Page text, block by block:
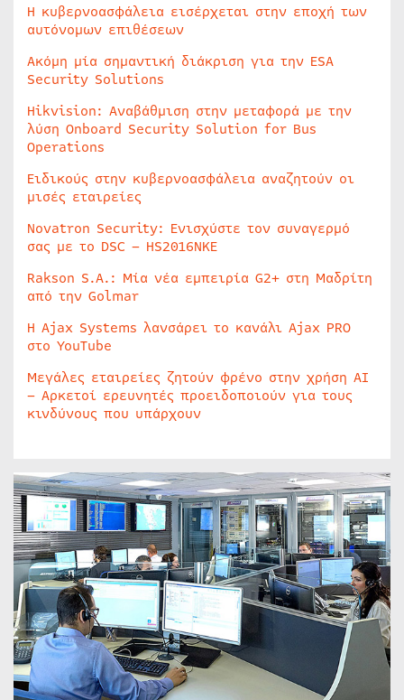
Η κυβερνοασφάλεια εισέρχεται στην εποχή των
αυτόνομων επιθέσεων
Ακόμη μία σημαντική διάκριση για την ESA
Security Solutions
Hikvision: Αναβάθμιση στην μεταφορά με την
λύση Onboard Security Solution for Bus
Operations
Ειδικούς στην κυβερνοασφάλεια αναζητούν οι
μισές εταιρείες
Novatron Security: Ενισχύστε τον συναγερμό
σας με το DSC – HS2016NKE
Rakson S.A.: Μία νέα εμπειρία G2+ στη Μαδρίτη
από την Golmar
Η Ajax Systems λανσάρει το κανάλι Ajax PRO
στο YouTube
Μεγάλες εταιρείες ζητούν φρένο στην χρήση AI
– Αρκετοί ερευνητές προειδοποιούν για τους
κινδύνους που υπάρχουν